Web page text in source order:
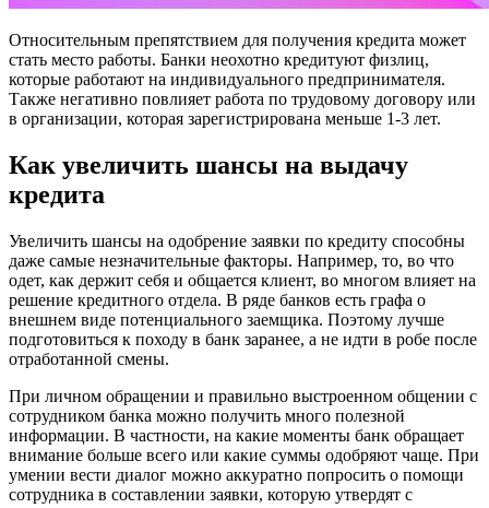
Относительным препятствием для получения кредита может
стать место работы. Банки неохотно кредитуют физлиц,
которые работают на индивидуального предпринимателя.
Также негативно повлияет работа по трудовому договору или
в организации, которая зарегистрирована меньше 1-3 лет.
Как увеличить шансы на выдачу
кредита
Увеличить шансы на одобрение заявки по кредиту способны
даже самые незначительные факторы. Например, то, во что
одет, как держит себя и общается клиент, во многом влияет на
решение кредитного отдела. В ряде банков есть графа о
внешнем виде потенциального заемщика. Поэтому лучше
подготовиться к походу в банк заранее, а не идти в робе после
отработанной смены.
При личном обращении и правильно выстроенном общении с
сотрудником банка можно получить много полезной
информации. В частности, на какие моменты банк обращает
внимание больше всего или какие суммы одобряют чаще. При
умении вести диалог можно аккуратно попросить о помощи
сотрудника в составлении заявки, которую утвердят с